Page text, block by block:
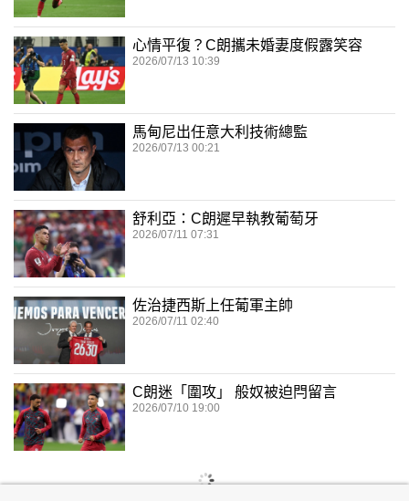
心情平復？C朗攜未婚妻度假露笑容
2026/07/13 10:39
馬甸尼出任意大利技術總監
2026/07/13 00:21
舒利亞：C朗遲早執教葡萄牙
2026/07/11 07:31
佐治捷西斯上任葡軍主帥
2026/07/11 02:40
C朗迷「圍攻」 般奴被迫閂留言
2026/07/10 19:00